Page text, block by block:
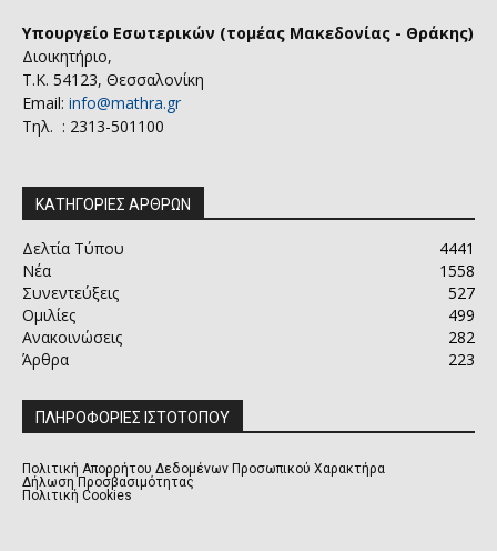
Υπουργείο Εσωτερικών (τομέας Μακεδονίας - Θράκης)
Διοικητήριο,
Τ.Κ. 54123, Θεσσαλονίκη
Email: info@mathra.gr
Τηλ. : 2313-501100
ΚΑΤΗΓΟΡΙΕΣ ΑΡΘΡΩΝ
Δελτία Τύπου
4441
Νέα
1558
Συνεντεύξεις
527
Ομιλίες
499
Ανακοινώσεις
282
Άρθρα
223
ΠΛΗΡΟΦΟΡΙΕΣ ΙΣΤΟΤΟΠΟΥ
Πολιτική Απορρήτου Δεδομένων Προσωπικού Χαρακτήρα
Δήλωση Προσβασιμότητας
Πολιτική Cookies